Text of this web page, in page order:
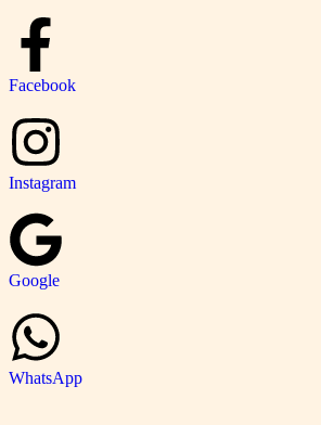
Facebook
Instagram
Google
WhatsApp